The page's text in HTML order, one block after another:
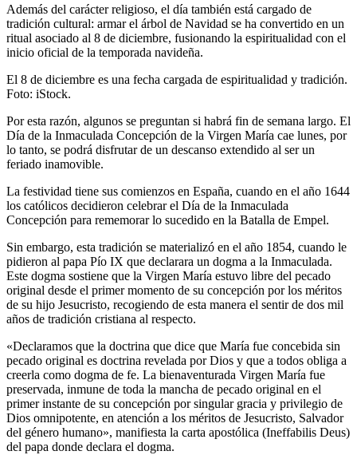
Además del carácter religioso, el día también está cargado de
tradición cultural: armar el árbol de Navidad se ha convertido en un
ritual asociado al 8 de diciembre, fusionando la espiritualidad con el
inicio oficial de la temporada navideña.
El 8 de diciembre es una fecha cargada de espiritualidad y tradición.
Foto: iStock.
Por esta razón, algunos se preguntan si habrá fin de semana largo. El
Día de la Inmaculada Concepción de la Virgen María cae lunes, por
lo tanto, se podrá disfrutar de un descanso extendido al ser un
feriado inamovible.
La festividad tiene sus comienzos en España, cuando en el año 1644
los católicos decidieron celebrar el Día de la Inmaculada
Concepción para rememorar lo sucedido en la Batalla de Empel.
Sin embargo, esta tradición se materializó en el año 1854, cuando le
pidieron al papa Pío IX que declarara un dogma a la Inmaculada.
Este dogma sostiene que la Virgen María estuvo libre del pecado
original desde el primer momento de su concepción por los méritos
de su hijo Jesucristo, recogiendo de esta manera el sentir de dos mil
años de tradición cristiana al respecto.
«Declaramos que la doctrina que dice que María fue concebida sin
pecado original es doctrina revelada por Dios y que a todos obliga a
creerla como dogma de fe. La bienaventurada Virgen María fue
preservada, inmune de toda la mancha de pecado original en el
primer instante de su concepción por singular gracia y privilegio de
Dios omnipotente, en atención a los méritos de Jesucristo, Salvador
del género humano», manifiesta la carta apostólica (Ineffabilis Deus)
del papa donde declara el dogma.